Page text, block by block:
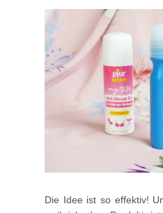
Die Idee ist so effektiv!